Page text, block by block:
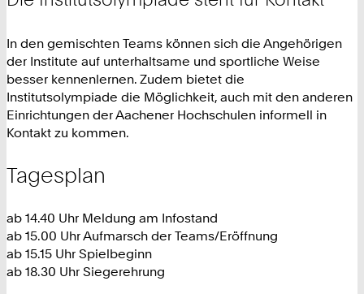
In den gemischten Teams können sich die Angehörigen
der Institute auf unterhaltsame und sportliche Weise
besser kennenlernen. Zudem bietet die
Institutsolympiade die Möglichkeit, auch mit den anderen
Einrichtungen der Aachener Hochschulen informell in
Kontakt zu kommen.
Tagesplan
ab 14.40 Uhr Meldung am Infostand
ab 15.00 Uhr Aufmarsch der Teams/Eröffnung
ab 15.15 Uhr Spielbeginn
ab 18.30 Uhr Siegerehrung